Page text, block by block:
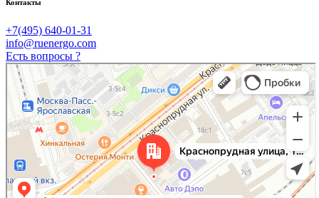
Контакты
+7(495) 640-01-31
info@ruenergo.com
Есть вопросы ?